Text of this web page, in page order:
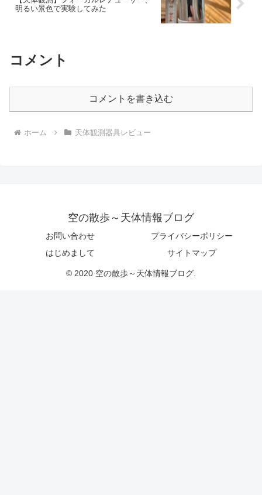
明るい景色で実験してみた
コメント
コメントを書き込む
ホーム 天体観測器具レビュー
空の散歩～天体情報ブログ
お問い合わせ
プライバシーポリシー
はじめまして
サイトマップ
© 2020 空の散歩～天体情報ブログ.